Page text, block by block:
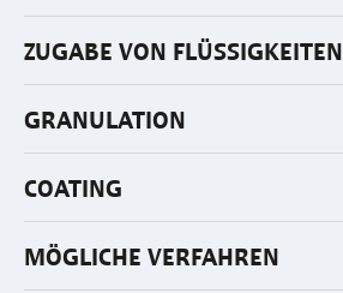
ZUGABE VON FLÜSSIGKEITEN
GRANULATION
COATING
MÖGLICHE VERFAHREN